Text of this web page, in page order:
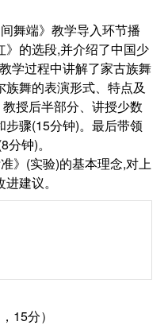
舞端》教学导入环节播
》的选段,并介绍了中国少
学过程中讲解了家古族舞
舞的表演形式、特点及
授后半部分、讲授少数
骤(15分钟)。最后带领
钟)。
》(实验)的基本理念,对上
建议。
15分）